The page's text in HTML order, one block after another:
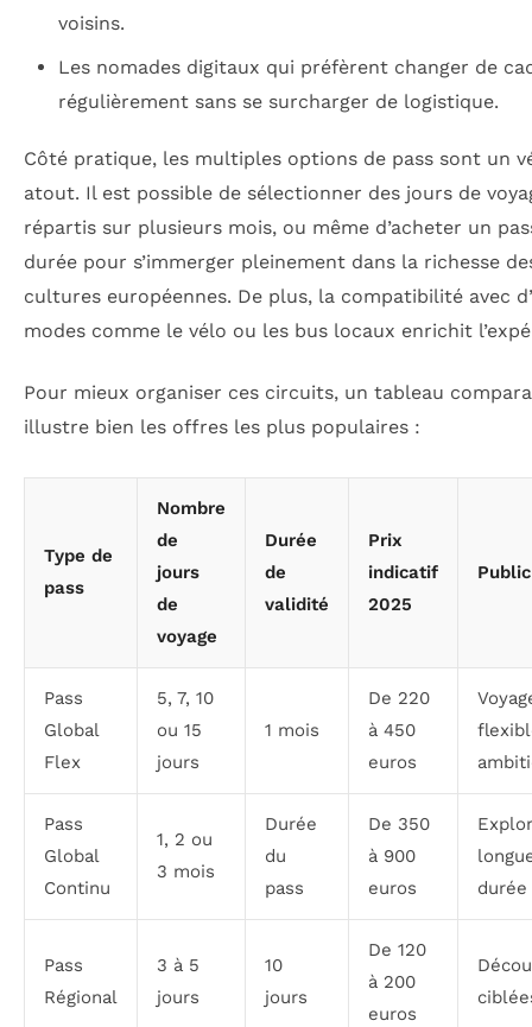
voisins.
Les nomades digitaux qui préfèrent changer de
régulièrement sans se surcharger de logistique.
Côté pratique, les multiples options de pass sont un
atout. Il est possible de sélectionner des jours de
répartis sur plusieurs mois, ou même d’acheter un
durée pour s’immerger pleinement dans la richesse
cultures européennes. De plus, la compatibilité avec
modes comme le vélo ou les bus locaux enrichit
Pour mieux organiser ces circuits, un tableau
illustre bien les offres les plus populaires :
Type de
pass
Nombre
de
jours
de
voyage
Durée
de
validité
Prix
indicatif
2025
Pass
Global
Flex
5, 7, 10
ou 15
jours
1 mois
De 220
à 450
euros
Pass
Global
Continu
1, 2 ou
3 mois
Durée
du
pass
De 350
à 900
euros
durée
Pass
Régional
3 à 5
jours
10
jours
De 120
à 200
euros